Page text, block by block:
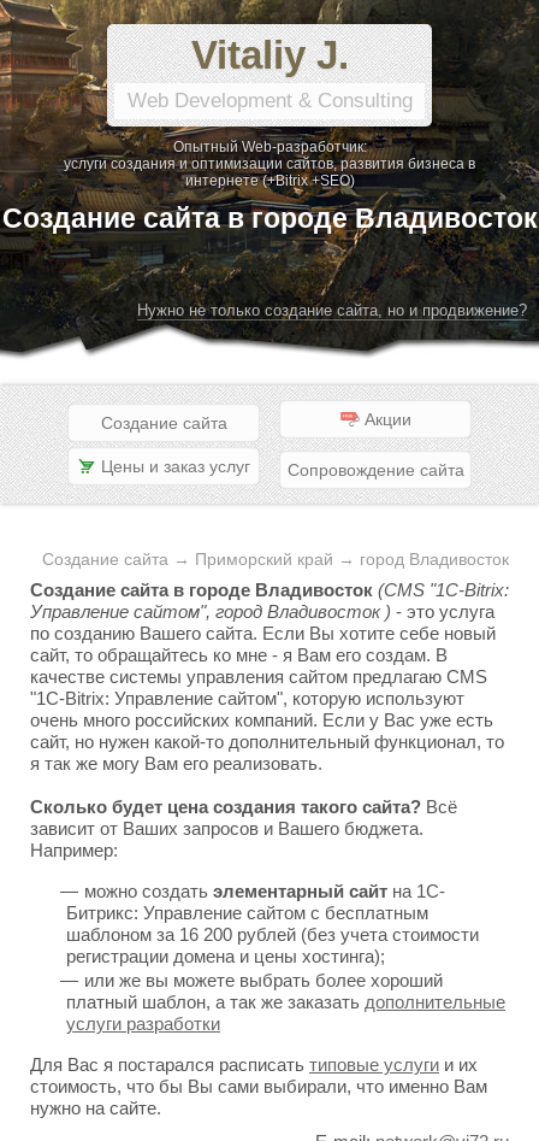
Vitaliy J.
Web Development & Consulting
Опытный Web-разработчик:
услуги создания и оптимизации сайтов, развития бизнеса в
интернете (+Bitrix +SEO)
Создание сайта в городе Владивосток
Нужно не только создание сайта, но и продвижение?
Создание сайта Акции
Цены и заказ услуг Сопровождение сайта
Создание сайта → Приморский край → город Владивосток
Создание сайта в городе Владивосток (CMS "1C-Bitrix:
Управление сайтом", город Владивосток ) - это услуга
по созданию Вашего сайта. Если Вы хотите себе новый
сайт, то обращайтесь ко мне - я Вам его создам. В
качестве системы управления сайтом предлагаю CMS
"1C-Bitrix: Управление сайтом", которую используют
очень много российских компаний. Если у Вас уже есть
сайт, но нужен какой-то дополнительный функционал, то
я так же могу Вам его реализовать.
Сколько будет цена создания такого сайта? Всё
зависит от Ваших запросов и Вашего бюджета.
Например:
можно создать элементарный сайт на 1С-
Битрикс: Управление сайтом с бесплатным
шаблоном за 16 200 рублей (без учета стоимости
регистрации домена и цены хостинга);
или же вы можете выбрать более хороший
платный шаблон, а так же заказать дополнительные
услуги разработки
Для Вас я постарался расписать типовые услуги и их
стоимость, что бы Вы сами выбирали, что именно Вам
нужно на сайте.